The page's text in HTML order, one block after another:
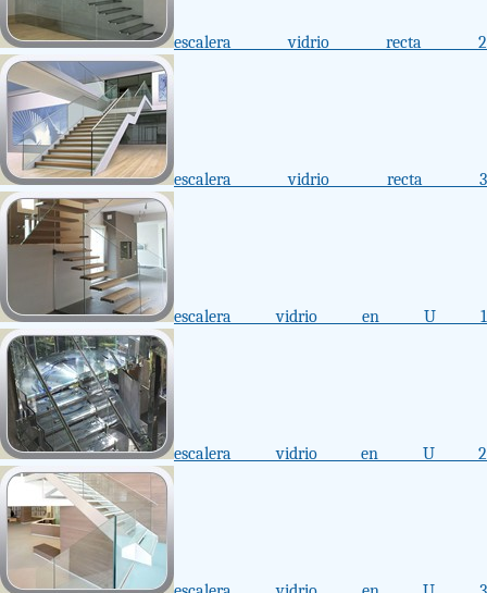
escalera vidrio recta 2
escalera vidrio recta 3
escalera vidrio en U 1
escalera vidrio en U 2